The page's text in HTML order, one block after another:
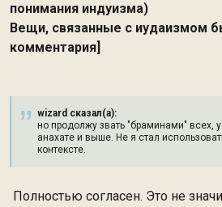
понимания индуизма)
Вещи, связанные с иудаизмом
комментария]
wizard сказал(а):
но продолжу звать "браминами" всех, у
анахате и выше. Не я стал
контексте.
Полностью согласен. Это не